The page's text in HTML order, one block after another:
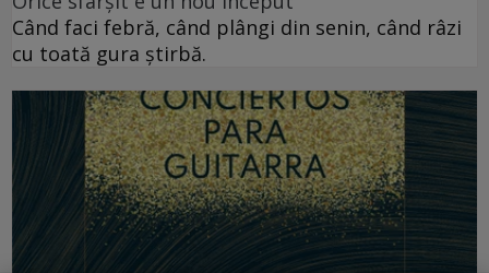
Când faci febră, când plângi din senin, când râzi
cu toată gura știrbă.